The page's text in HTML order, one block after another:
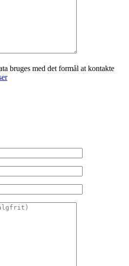
bruges med det formål at kontakte